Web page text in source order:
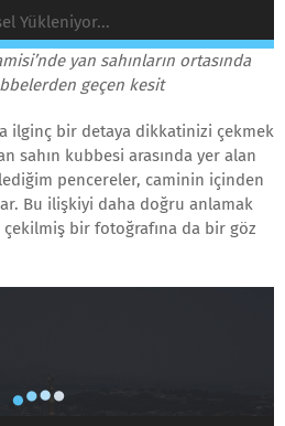
Yükleniyor...
yan sahınların ortasında
geçen kesit
ilginç bir detaya dikkatinizi çekmek
sahın kubbesi arasında yer alan
pencereler, caminin içinden
Bu ilişkiyi daha doğru anlamak
çekilmiş bir fotoğrafına da bir göz